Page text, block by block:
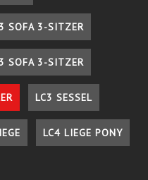
SOFA 3-SITZER
SOFA 3-SITZER
LC3 SESSEL
LC4 LIEGE PONY